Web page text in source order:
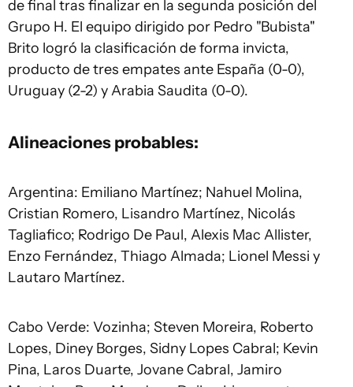
de final tras finalizar en la segunda posición del
Grupo H. El equipo dirigido por Pedro "Bubista"
Brito logró la clasificación de forma invicta,
producto de tres empates ante España (0-0),
Uruguay (2-2) y Arabia Saudita (0-0).
Alineaciones probables:
Argentina: Emiliano Martínez; Nahuel Molina,
Cristian Romero, Lisandro Martínez, Nicolás
Tagliafico; Rodrigo De Paul, Alexis Mac Allister,
Enzo Fernández, Thiago Almada; Lionel Messi y
Lautaro Martínez.
Cabo Verde: Vozinha; Steven Moreira, Roberto
Lopes, Diney Borges, Sidny Lopes Cabral; Kevin
Pina, Laros Duarte, Jovane Cabral, Jamiro